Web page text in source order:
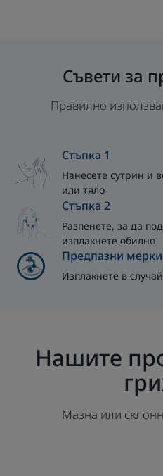
Съвети за
Правилно
Стъпка 1
Нанесете сутрин и
или тяло
Стъпка 2
Разпенете, за да
изплакнете обилно
Предпазни
Изплакнете в
Нашите
Мазна или